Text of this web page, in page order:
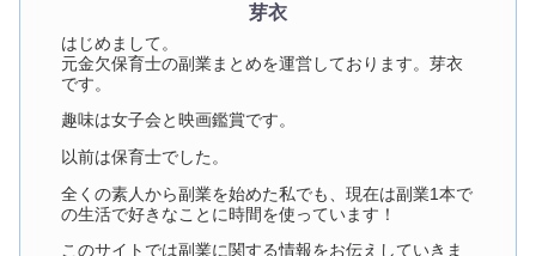
芽衣
はじめまして。
元金欠保育士の副業まとめを運営しております。芽衣
です。
趣味は女子会と映画鑑賞です。
以前は保育士でした。
全くの素人から副業を始めた私でも、現在は副業1本で
の生活で好きなことに時間を使っています！
このサイトでは副業に関する情報をお伝えしていきま